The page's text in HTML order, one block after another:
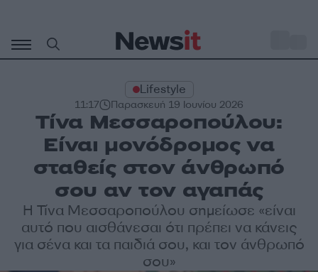
περιεχόμενο
Lifestyle
11:17 Παρασκευή 19 Ιουνίου 2026
Τίνα Μεσσαροπούλου:
Είναι μονόδρομος να
σταθείς στον άνθρωπό
σου αν τον αγαπάς
Η Τίνα Μεσσαροπούλου σημείωσε «είναι
αυτό που αισθάνεσαι ότι πρέπει να κάνεις
για σένα και τα παιδιά σου, και τον άνθρωπό
σου»